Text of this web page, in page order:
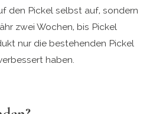
den Pickel selbst auf, sondern
zwei Wochen, bis Pickel
nur die bestehenden Pickel
haben.